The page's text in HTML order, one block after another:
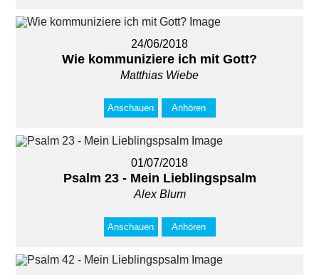
24/06/2018
Wie kommuniziere ich mit Gott?
Matthias Wiebe
Anschauen Anhören
01/07/2018
Psalm 23 - Mein Lieblingspsalm
Alex Blum
Anschauen Anhören